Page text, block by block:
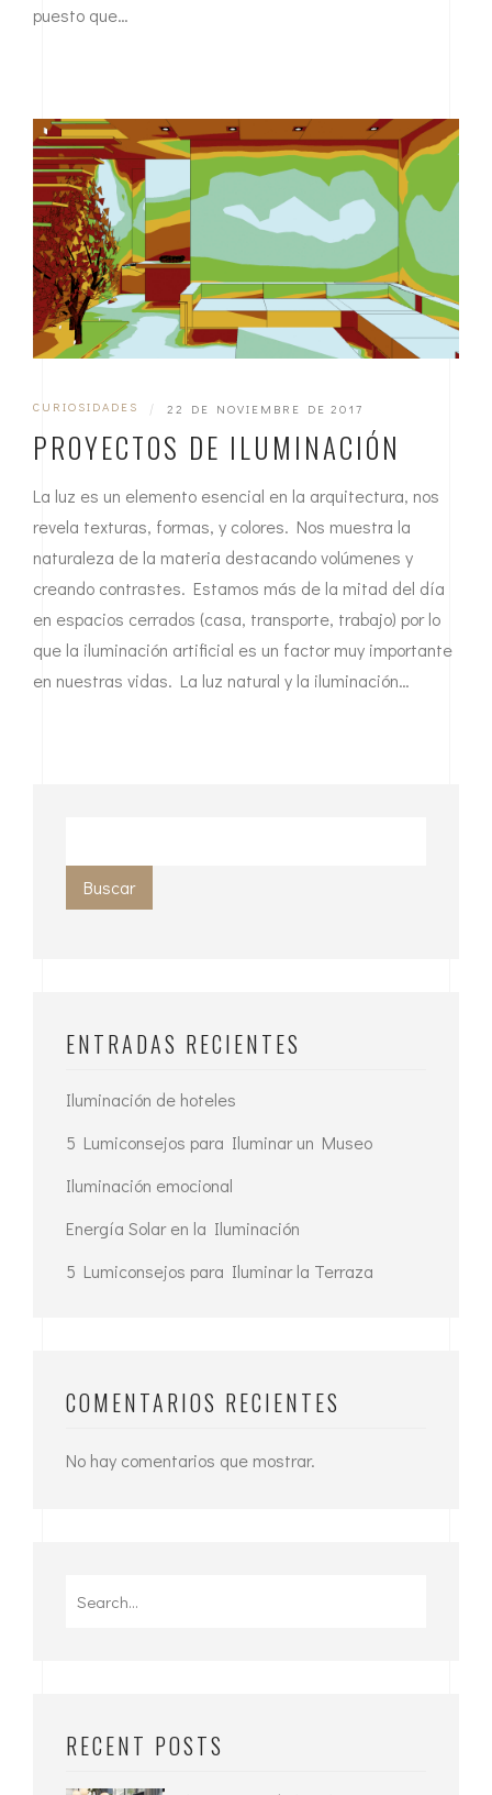
puesto que…
CURIOSIDADES | 22 DE NOVIEMBRE DE 2017
PROYECTOS DE ILUMINACIÓN
La luz es un elemento esencial en la arquitectura, nos
revela texturas, formas, y colores. Nos muestra la
naturaleza de la materia destacando volúmenes y
creando contrastes. Estamos más de la mitad del día
en espacios cerrados (casa, transporte, trabajo) por lo
que la iluminación artificial es un factor muy importante
en nuestras vidas. La luz natural y la iluminación…
Buscar
ENTRADAS RECIENTES
Iluminación de hoteles
5 Lumiconsejos para Iluminar un Museo
Iluminación emocional
Energía Solar en la Iluminación
5 Lumiconsejos para Iluminar la Terraza
COMENTARIOS RECIENTES
No hay comentarios que mostrar.
RECENT POSTS